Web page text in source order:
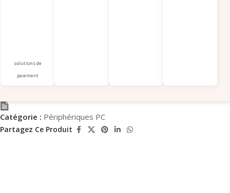
solutions de
paiement
Catégorie : Périphériques PC
Partagez Ce Produit